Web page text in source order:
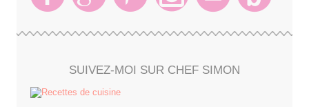
SUIVEZ-MOI SUR CHEF SIMON